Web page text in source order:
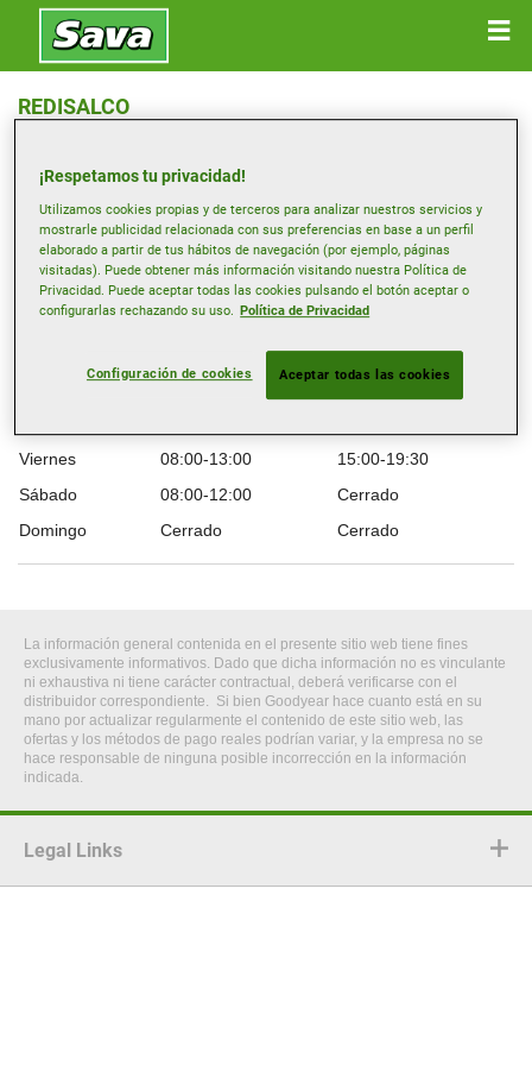
REDISALCO
Obtener indicaciones
Horario de apertura
Lunes 08:00-13:00
15:00-19:30
15:00-19:30
Miércoles
08:00-13:00
Viernes
08:00-13:00
15:00-19:30
Sábado
08:00-12:00
Cerrado
Domingo
Cerrado Cerrado
La información general contenida en el presente sitio web tiene fines
exclusivamente informativos. Dado que dicha información no es vinculante
ni exhaustiva ni tiene carácter contractual, deberá verificarse con el
distribuidor correspondiente. Si bien Goodyear hace cuanto está en su
mano por actualizar regularmente el contenido de este sitio web, las
ofertas y los métodos de pago reales podrían variar, y la empresa no se
hace responsable de ninguna posible incorrección en la información
indicada.
Legal Links
¡Respetamos tu privacidad!
Utilizamos cookies propias y de terceros para analizar nuestros servicios y
mostrarle publicidad relacionada con sus preferencias en base a un perfil
elaborado a partir de tus hábitos de navegación (por ejemplo, páginas
visitadas). Puede obtener más información visitando nuestra Política de
Privacidad. Puede aceptar todas las cookies pulsando el botón aceptar o
configurarlas rechazando su uso. Política de Privacidad
Configuración de cookies Aceptar todas las cookies